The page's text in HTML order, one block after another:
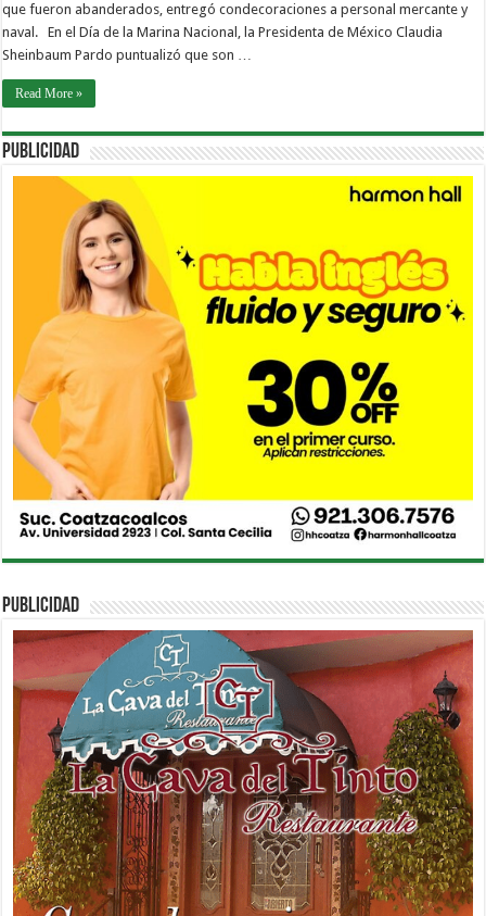
que fueron abanderados, entregó condecoraciones a personal mercante y
naval. En el Día de la Marina Nacional, la Presidenta de México Claudia
Sheinbaum Pardo puntualizó que son …
Read More »
PUBLICIDAD
PUBLICIDAD